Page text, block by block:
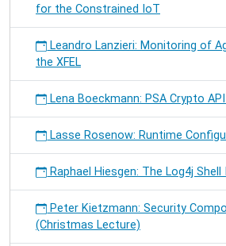
for the Constrained IoT
Leandro Lanzieri: Monitoring of
the XFEL
Lena Boeckmann: PSA Crypto
Lasse Rosenow: Runtime
Raphael Hiesgen: The Log4j Shell
Peter Kietzmann: Security
(Christmas Lecture)